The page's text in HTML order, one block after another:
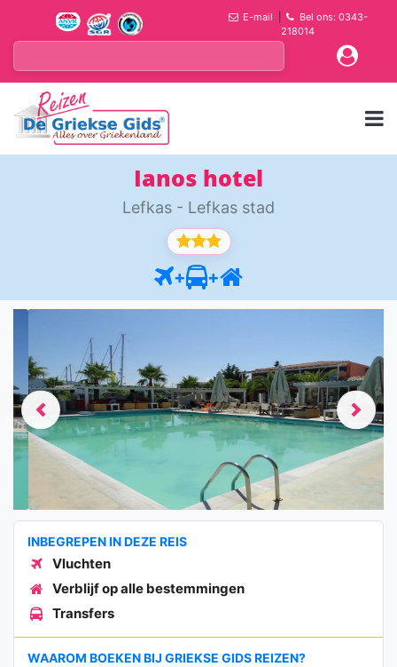
E-mail
Bel ons: 0343-
218014
Ianos hotel
Lefkas - Lefkas stad
+ +
Previous Next
INBEGREPEN IN DEZE REIS
Vluchten
Verblijf op alle bestemmingen
Transfers
WAAROM BOEKEN BIJ GRIEKSE GIDS REIZEN?